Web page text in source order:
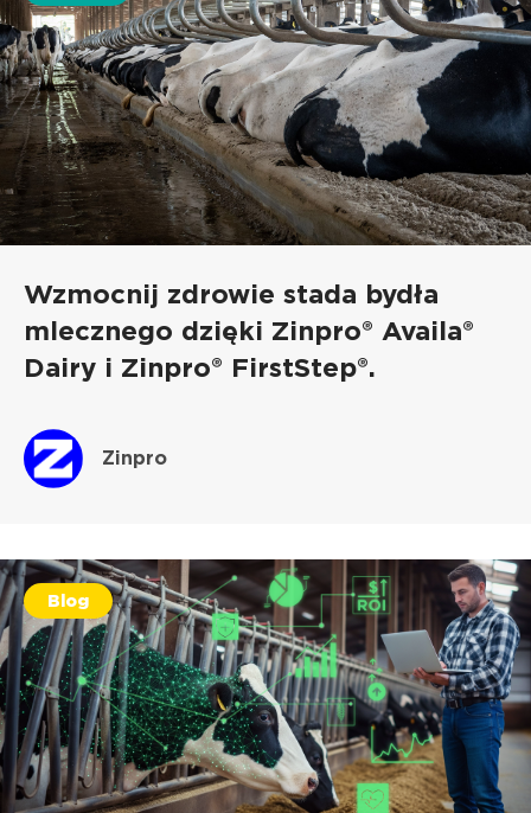
Wzmocnij zdrowie stada bydła
mlecznego dzięki Zinpro® Availa®
Dairy i Zinpro® FirstStep®.
Zinpro
Blog